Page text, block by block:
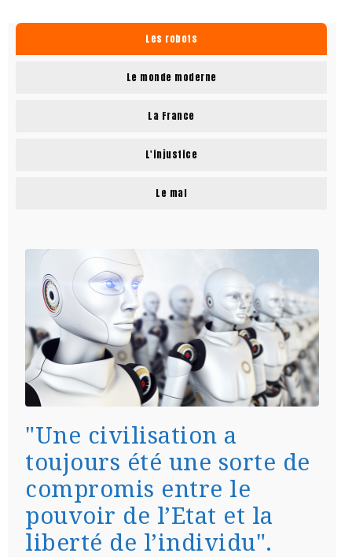
Les robots
Le monde moderne
La France
L'injustice
Le mal
"Une civilisation a
toujours été une sorte de
compromis entre le
pouvoir de l’Etat et la
liberté de l’individu".